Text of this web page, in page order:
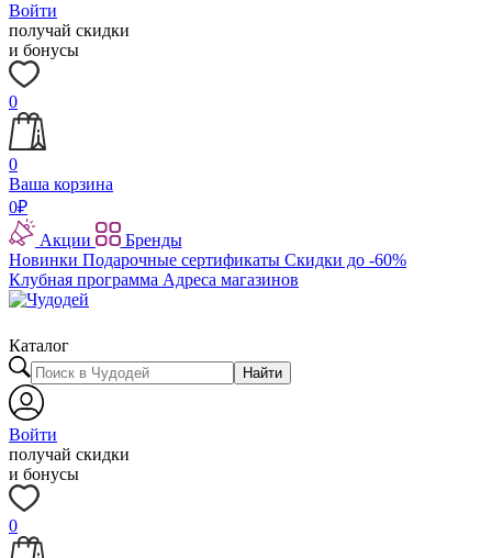
Войти
получай скидки
и бонусы
0
0
Ваша корзина
0₽
Акции
Бренды
Новинки Подарочные сертификаты Скидки до -60%
Клубная программа Адреса магазинов
Каталог
Найти
Войти
получай скидки
и бонусы
0